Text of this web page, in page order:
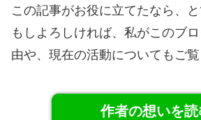
この記事がお役に立てたなら、と
もしよろしければ、私がこのブ
由や、現在の活動についてもご覧
作者の想いを読